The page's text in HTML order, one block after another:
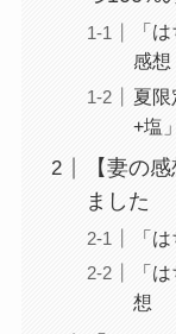
「
感想
夏
+塩
【妻の
ました
「
「
想